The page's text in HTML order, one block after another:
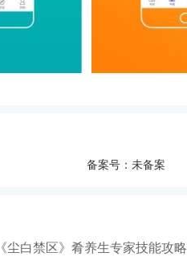
备案号：未备案
《尘白禁区》肴养生专家技能攻略